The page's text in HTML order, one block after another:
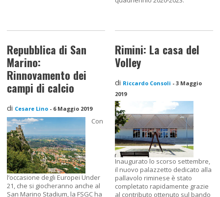
Repubblica di San
Marino:
Rinnovamento dei
campi di calcio
di Cesare Lino - 6 Maggio 2019
Con
l’occasione degli Europei Under
21, che si giocheranno anche al
San Marino Stadium, la FSGC ha
Rimini: La casa del
Volley
di Riccardo Consoli - 3 Maggio
2019
Inaugurato lo scorso settembre,
il nuovo palazzetto dedicato alla
pallavolo riminese è stato
completato rapidamente grazie
al contributo ottenuto sul bando